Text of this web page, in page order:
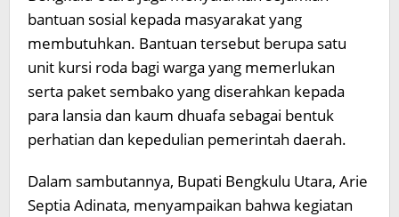
bantuan sosial kepada masyarakat yang
membutuhkan. Bantuan tersebut berupa satu
unit kursi roda bagi warga yang memerlukan
serta paket sembako yang diserahkan kepada
para lansia dan kaum dhuafa sebagai bentuk
perhatian dan kepedulian pemerintah daerah.
Dalam sambutannya, Bupati Bengkulu Utara, Arie
Septia Adinata, menyampaikan bahwa kegiatan